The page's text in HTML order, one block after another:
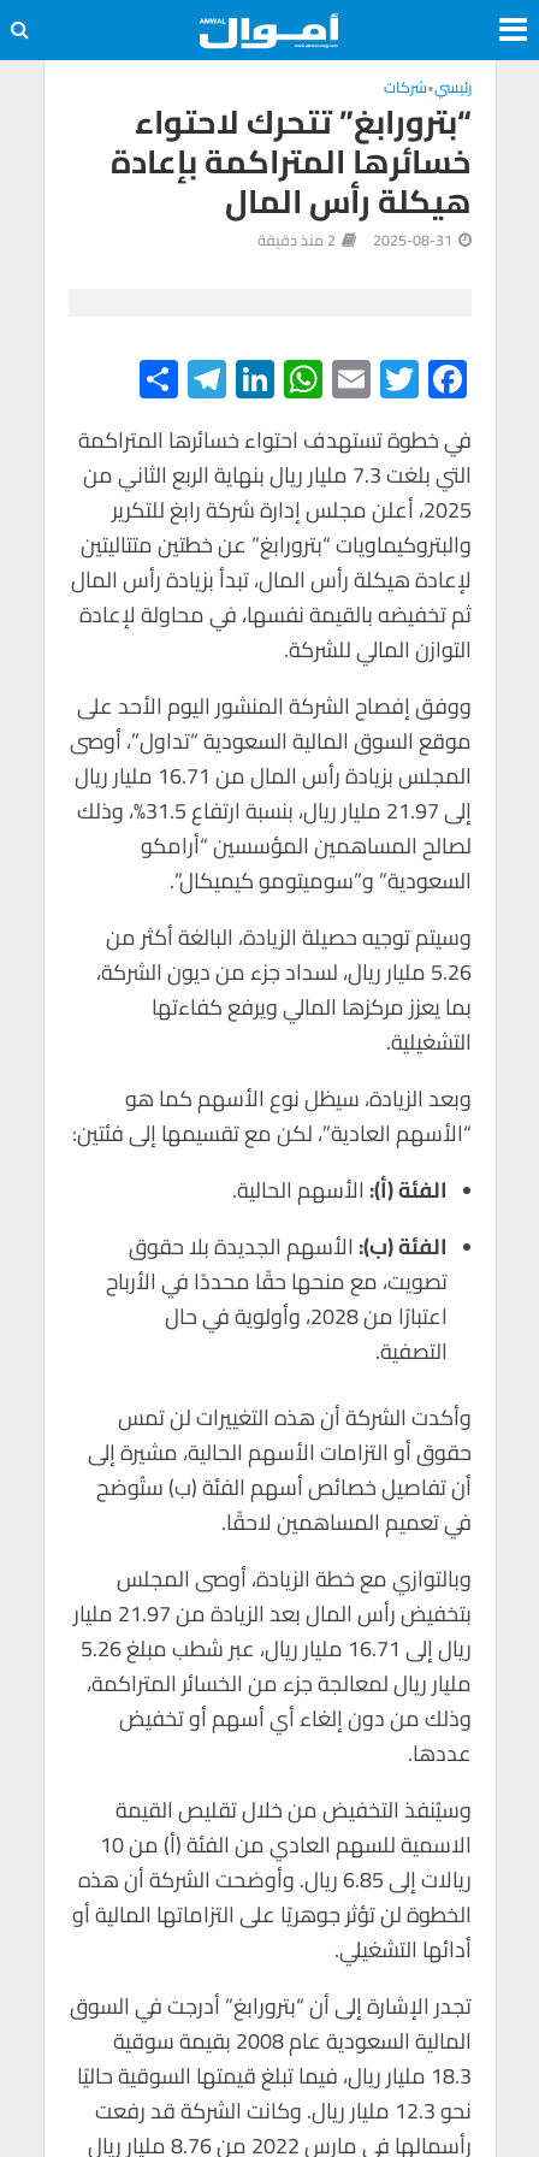
رئيسي•شركات
“بترورابغ” تتحرك لاحتواء
خسائرها المتراكمة بإعادة
هيكلة رأس المال
2025-08-31 2 منذ دقيقة
F
ac
e
b
o
o
k
T
wi
tt
er
E
m
ail
W
h
at
s
A
p
p
Li
n
ke
dI
n
Te
le
gr
a
m
h
ar
e
في خطوة تستهدف احتواء خسائرها المتراكمة
التي بلغت 7.3 مليار ريال بنهاية الربع الثاني من
2025، أعلن مجلس إدارة شركة رابغ للتكرير
والبتروكيماويات “بترورابغ” عن خطتين متتاليتين
لإعادة هيكلة رأس المال، تبدأ بزيادة رأس المال
ثم تخفيضه بالقيمة نفسها، في محاولة لإعادة
التوازن المالي للشركة.
ووفق إفصاح الشركة المنشور اليوم الأحد على
موقع السوق المالية السعودية “تداول”، أوصى
المجلس بزيادة رأس المال من 16.71 مليار ريال
إلى 21.97 مليار ريال، بنسبة ارتفاع 31.5%، وذلك
لصالح المساهمين المؤسسين “أرامكو
السعودية” و”سوميتومو كيميكال”.
وسيتم توجيه حصيلة الزيادة، البالغة أكثر من
5.26 مليار ريال، لسداد جزء من ديون الشركة،
بما يعزز مركزها المالي ويرفع كفاءتها
التشغيلية.
وبعد الزيادة، سيظل نوع الأسهم كما هو
“الأسهم العادية”، لكن مع تقسيمها إلى فئتين:
الفئة (أ): الأسهم الحالية.
الفئة (ب): الأسهم الجديدة بلا حقوق
تصويت، مع منحها حقًا محددًا في الأرباح
اعتبارًا من 2028، وأولوية في حال
التصفية.
وأكدت الشركة أن هذه التغييرات لن تمس
حقوق أو التزامات الأسهم الحالية، مشيرة إلى
أن تفاصيل خصائص أسهم الفئة (ب) ستُوضح
في تعميم المساهمين لاحقًا.
وبالتوازي مع خطة الزيادة، أوصى المجلس
بتخفيض رأس المال بعد الزيادة من 21.97 مليار
ريال إلى 16.71 مليار ريال، عبر شطب مبلغ 5.26
مليار ريال لمعالجة جزء من الخسائر المتراكمة،
وذلك من دون إلغاء أي أسهم أو تخفيض
عددها.
وسيُنفذ التخفيض من خلال تقليص القيمة
الاسمية للسهم العادي من الفئة (أ) من 10
ريالات إلى 6.85 ريال. وأوضحت الشركة أن هذه
الخطوة لن تؤثر جوهريًا على التزاماتها المالية أو
أدائها التشغيلي.
تجدر الإشارة إلى أن “بترورابغ” أدرجت في السوق
المالية السعودية عام 2008 بقيمة سوقية
18.3 مليار ريال، فيما تبلغ قيمتها السوقية حاليًا
نحو 12.3 مليار ريال. وكانت الشركة قد رفعت
رأسمالها في مارس 2022 من 8.76 مليار ريال